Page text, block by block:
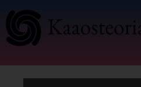
sisältöön